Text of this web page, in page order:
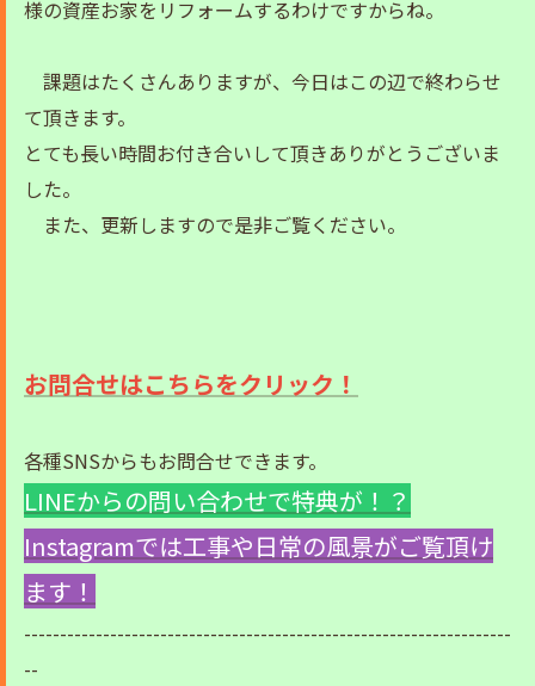
様の資産お家をリフォームするわけですからね。
課題はたくさんありますが、今日はこの辺で終わらせ
て頂きます。
とても長い時間お付き合いして頂きありがとうございま
した。
また、更新しますので是非ご覧ください。
お問合せはこちらをクリック！
各種SNSからもお問合せできます。
LINEからの問い合わせで特典が！？
Instagramでは工事や日常の風景がご覧頂け
ます！
--------------------------------------------------------------------
--